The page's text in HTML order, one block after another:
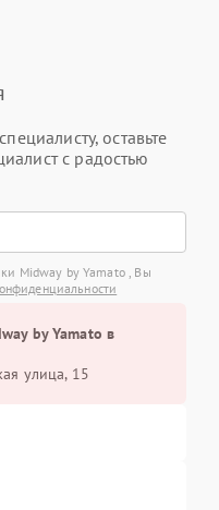
оставьте
с радостью
Midway by Yamato , Вы
by Yamato в
улица, 15